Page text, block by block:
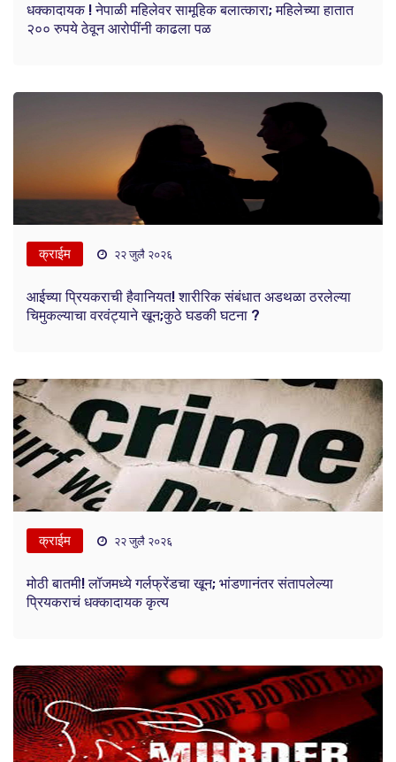
धक्कादायक ! नेपाळी महिलेवर सामूहिक बलात्कारा; महिलेच्या हातात
२०० रुपये ठेवून आरोपींनी काढला पळ
क्राईम २२ जुलै २०२६
आईच्या प्रियकराची हैवानियत! शारीरिक संबंधात अडथळा ठरलेल्या
चिमुकल्याचा वरवंट्याने खून;कुठे घडकी घटना ?
क्राईम २२ जुलै २०२६
मोठी बातमी! लॉजमध्ये गर्लफ्रेंडचा खून; भांडणानंतर संतापलेल्या
प्रियकराचं धक्कादायक कृत्य